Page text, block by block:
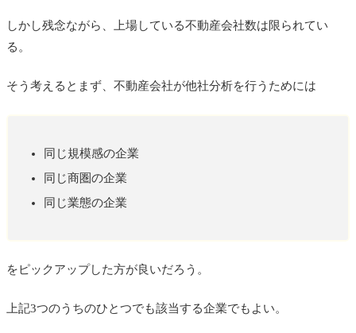
しかし残念ながら、上場している不動産会社数は限られてい
る。
そう考えるとまず、不動産会社が他社分析を行うためには
同じ規模感の企業
同じ商圏の企業
同じ業態の企業
をピックアップした方が良いだろう。
上記3つのうちのひとつでも該当する企業でもよい。